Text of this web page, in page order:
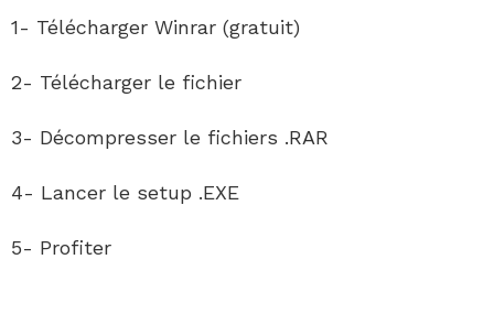
1- Télécharger Winrar (gratuit)
2- Télécharger le fichier
3- Décompresser le fichiers .RAR
4- Lancer le setup .EXE
5- Profiter